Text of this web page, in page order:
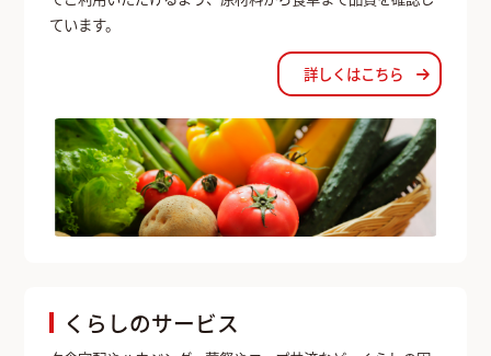
ています。
詳しくはこちら
くらしのサービス